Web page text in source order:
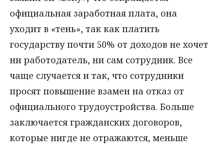
официальная заработная плата, она
уходит в «тень», так как платить
государству почти 50% от доходов не хочет
ни работодатель, ни сам сотрудник. Все
чаще случается и так, что сотрудники
просят повышение взамен на отказ от
официального трудоустройства. Больше
заключается гражданских договоров,
которые нигде не отражаются, меньше